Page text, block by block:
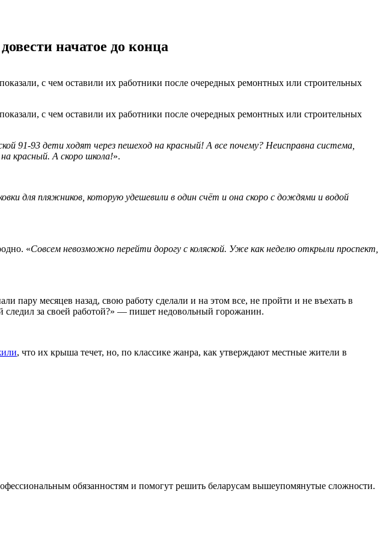
начатое до конца
с чем оставили их работники после очередных ремонтных или строительных
с чем оставили их работники после очередных ремонтных или строительных
91-93 дети ходят через пешеход на красный! А все почему? Неисправна система,
красный. А скоро школа!».
для пляжников, которую удешевили в один счёт и она скоро с дождями и водой
«Совсем невозможно перейти дорогу с коляской. Уже как неделю открыли проспект,
пару месяцев назад, свою работу сделали и на этом все, не пройти и не въехать в
следил за своей работой?» — пишет недовольный горожанин.
, что их крыша течет, но, по классике жанра, как утверждают местные жители в
обязанностям и помогут решить беларусам вышеупомянутые сложности.